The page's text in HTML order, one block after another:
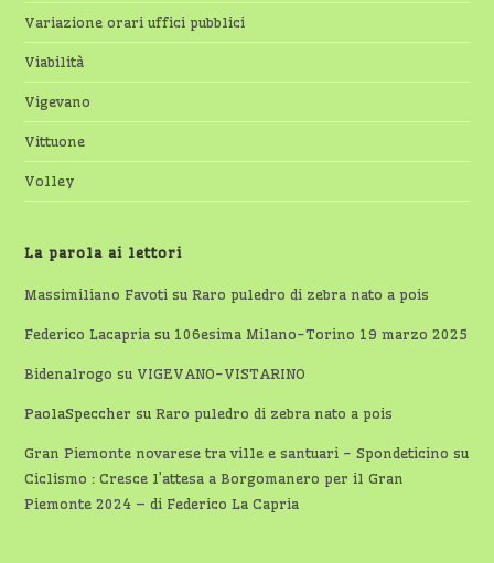
Variazione orari uffici pubblici
Viabilità
Vigevano
Vittuone
Volley
La parola ai lettori
Massimiliano Favoti suRaro puledro di zebra nato a pois
Federico Lacapria su 106esima Milano-Torino 19 marzo 2025
Bidenalrogo su VIGEVANO-VISTARINO
PaolaSpeccher suRaro puledro di zebra nato a pois
Gran Piemonte novarese tra ville e santuari - Spondeticino su
Ciclismo : Cresce l’attesa a Borgomanero per il Gran
Piemonte 2024 – di Federico La Capria